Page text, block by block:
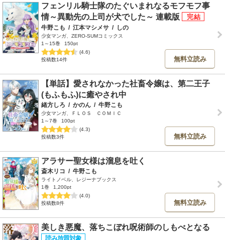
フェンリル騎士隊のたぐいまれなるモフモフ事
情～異動先の上司が犬でした～ 連載版
牛野こも / 江本マシメサ / しの
少女マンガ、ZERO-SUMコミックス
1～15巻
150pt
(4.6)
投稿数14件
無料立読み
【単話】愛されなかった社畜令嬢は、第二王子
(もふもふ)に癒やされ中
緒方しろ / かのん / 牛野こも
少女マンガ、ＦＬＯＳ ＣＯＭＩＣ
1～7巻
100pt
(4.3)
投稿数3件
無料立読み
アラサー聖女様は溜息を吐く
斎木リコ / 牛野こも
ライトノベル、レジーナブックス
1巻
1,200pt
(4.0)
投稿数8件
無料立読み
美しき悪魔、落ちこぼれ呪術師のしもべとなる